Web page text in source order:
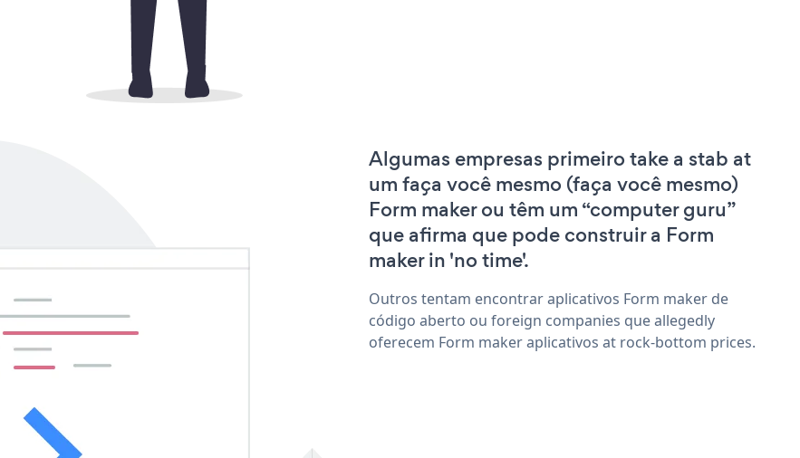
Algumas empresas primeiro take a stab at
um faça você mesmo (faça você mesmo)
Form maker ou têm um “computer guru”
que afirma que pode construir a Form
maker in 'no time'.
Outros tentam encontrar aplicativos Form maker de
código aberto ou foreign companies que allegedly
oferecem Form maker aplicativos at rock-bottom prices.